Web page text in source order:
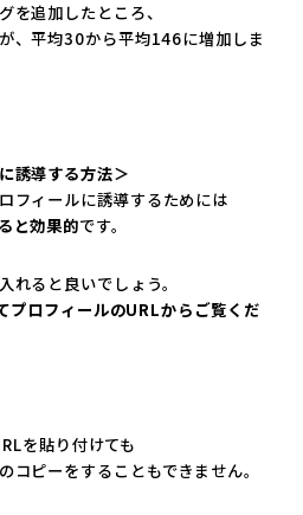
を追加したところ、
、平均30から平均146に増加しま
誘導する方法＞
フィールに誘導するためには
と効果的です。
れると良いでしょう。
プロフィールのURLからご覧くだ
を貼り付けても
コピーをすることもできません。